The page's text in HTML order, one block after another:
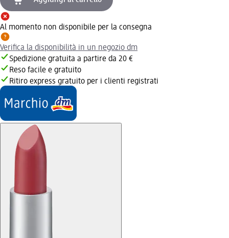
Al momento non disponibile per la consegna
Verifica la disponibilità in un negozio dm
Spedizione gratuita a partire da 20 €
Reso facile e gratuito
Ritiro express gratuito per i clienti registrati